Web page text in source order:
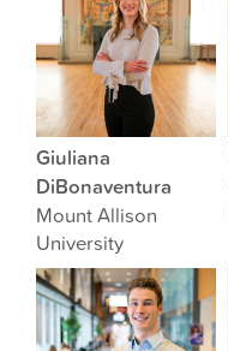
Giuliana
DiBonaventura
Mount Allison
University